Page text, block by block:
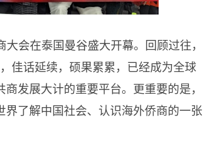
会在泰国曼谷盛大开幕。回顾过往，
佳话延续，硕果累累，已经成为全球
发展大计的重要平台。更重要的是，
了解中国社会、认识海外侨商的一张